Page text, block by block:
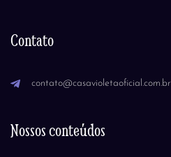
Contato
contato@casavioletaoficial.com.br
Nossos conteúdos